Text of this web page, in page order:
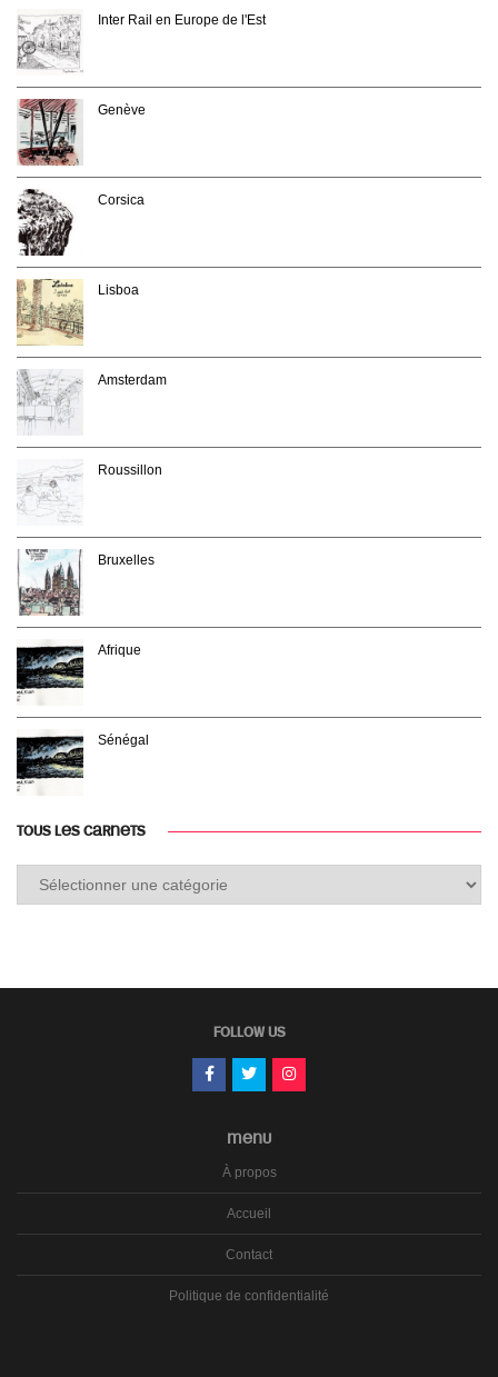
Inter Rail en Europe de l'Est
Genève
Corsica
Lisboa
Amsterdam
Roussillon
Bruxelles
Afrique
Sénégal
TOUS LES CARNETS
FOLLOW US
MENU
À propos
Accueil
Contact
Politique de confidentialité